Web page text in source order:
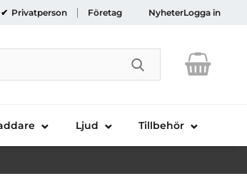
Privatperson Företag NyheterLogga in
Genomför
Ljud Tillbehör